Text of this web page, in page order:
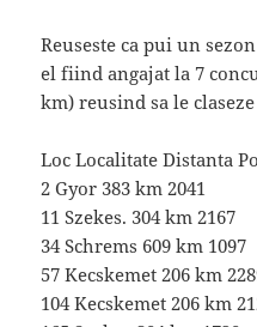
Reuseste ca pui un
el fiind angajat la 7
km) reusind sa le
Loc Localitate Distanta
2 Gyor 383 km 2041
11 Szekes. 304 km 2167
34 Schrems 609 km 1097
57 Kecskemet 206 km
104 Kecskemet 206 km